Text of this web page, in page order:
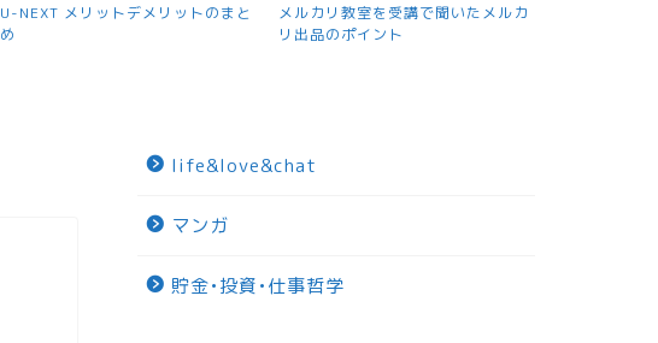
U-NEXT メリットデメリットのまと
め
メルカリ教室を受講で聞いたメルカ
リ出品のポイント
life&love&chat
マンガ
貯金•投資•仕事哲学